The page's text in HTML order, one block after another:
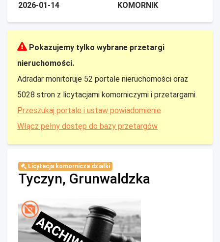
2026-01-14
KOMORNIK
Pokazujemy tylko wybrane przetargi
nieruchomości.
Adradar monitoruje 52 portale nieruchomości oraz
5028 stron z licytacjami komorniczymi i przetargami.
Przeszukaj portale i ustaw powiadomienie
Włącz pełny dostęp do bazy przetargów
Licytacja komornicza działki
Tyczyn, Grunwaldzka